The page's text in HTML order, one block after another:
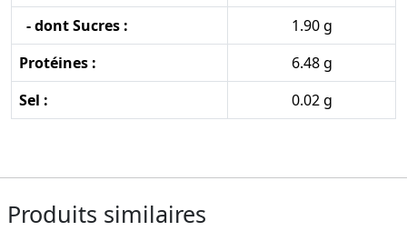
- dont Sucres :
1.90 g
Protéines :
6.48 g
Sel :
0.02 g
Produits similaires